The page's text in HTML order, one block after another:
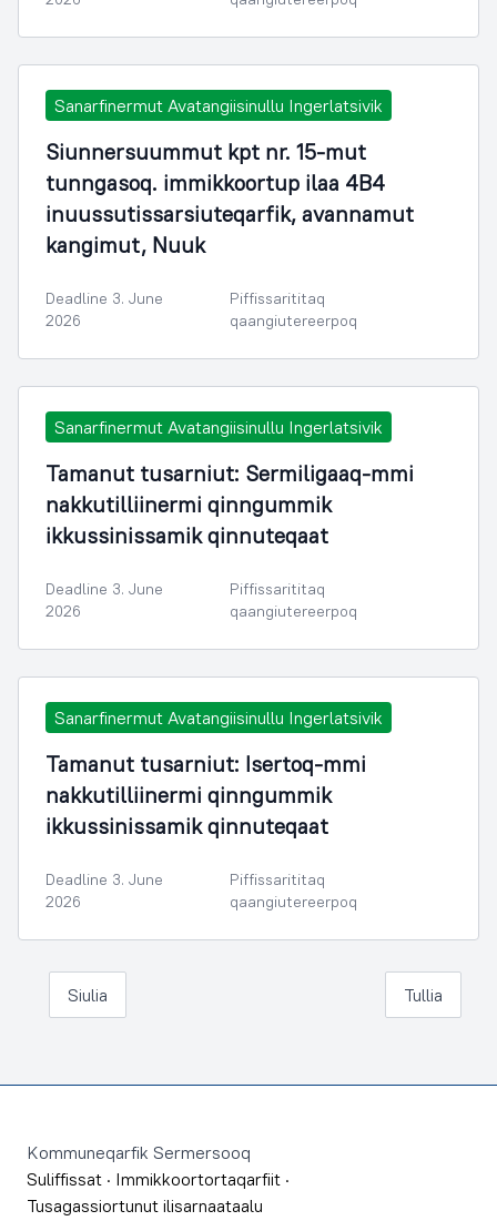
Sanarfinermut Avatangiisinullu Ingerlatsivik
Siunnersuummut kpt nr. 15-mut
tunngasoq. immikkoortup ilaa 4B4
inuussutissarsiuteqarfik, avannamut
kangimut, Nuuk
Deadline 3. June
2026
Piffissarititaq
qaangiutereerpoq
Sanarfinermut Avatangiisinullu Ingerlatsivik
Tamanut tusarniut: Sermiligaaq-mmi
nakkutilliinermi qinngummik
ikkussinissamik qinnuteqaat
Deadline 3. June
2026
Piffissarititaq
qaangiutereerpoq
Sanarfinermut Avatangiisinullu Ingerlatsivik
Tamanut tusarniut: Isertoq-mmi
nakkutilliinermi qinngummik
ikkussinissamik qinnuteqaat
Deadline 3. June
2026
Piffissarititaq
qaangiutereerpoq
Siulia Tullia
Kommuneqarfik Sermersooq
Suliffissat · Immikkoortortaqarfiit ·
Tusagassiortunut ilisarnaataalu